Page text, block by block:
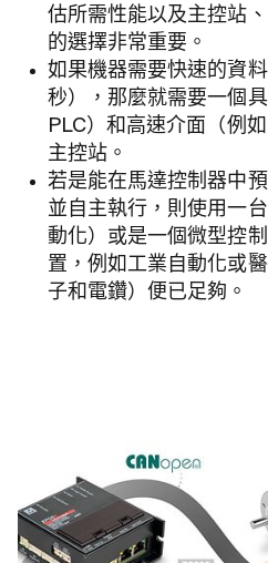
估所需性能以及主控站
的選擇非常重要。
如果機器需要快速的資
秒），那麼就需要一個
PLC）和高速介面（例
主控站。
若是能在馬達控制器中
並自主執行，則使用一
動化）或是一個微型控
置，例如工業自動化或
子和電鑽）便已足夠。